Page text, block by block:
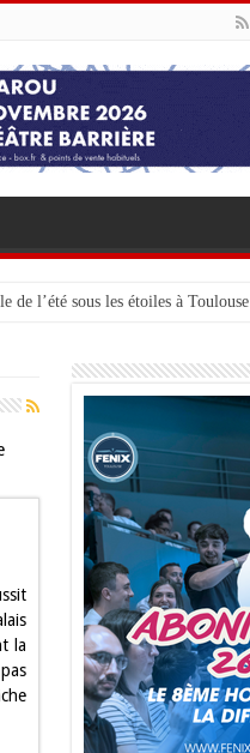
de l’été sous les étoiles à Toulouse
la